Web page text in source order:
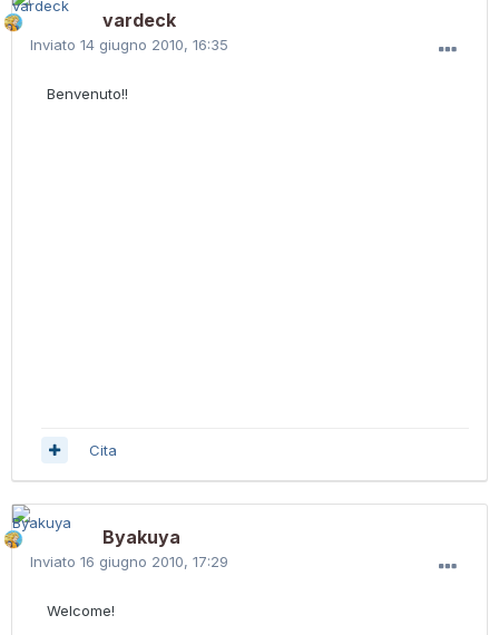
vardeck
Inviato 14 giugno 2010, 16:35
Benvenuto!!
Cita
Byakuya
Inviato 16 giugno 2010, 17:29
Welcome!